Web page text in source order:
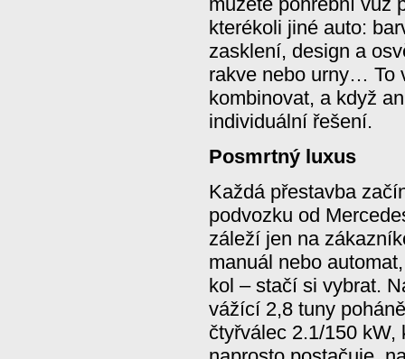
kterékoli jiné auto:
zasklení, design a
rakve nebo urny… To
kombinovat, a když
individuální řešení.
Posmrtný luxus
Každá přestavba
podvozku od
záleží jen na
manuál nebo
kol – stačí si vybrat.
vážící 2,8 tuny
čtyřválec 2.1/150 kW,